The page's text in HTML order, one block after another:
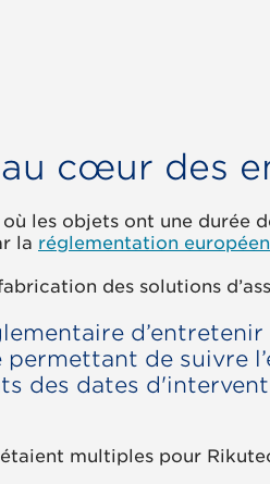
cœur des
les objets ont une
la réglementation
des solutions
de suivre
des dates
multiples pour